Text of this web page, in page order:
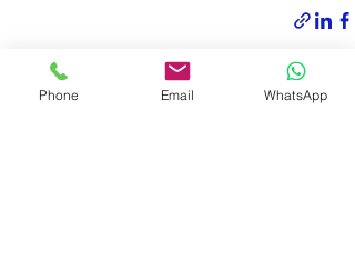
Phone Email WhatsApp